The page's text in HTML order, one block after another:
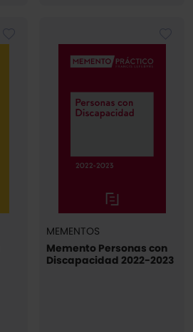
MEMENTOS
Memento Personas con
Discapacidad 2022-2023